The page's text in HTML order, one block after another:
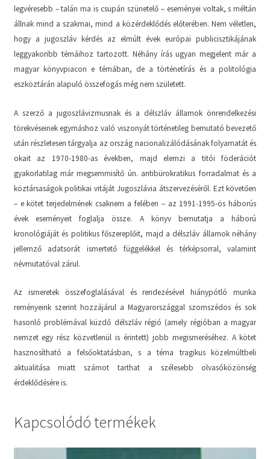
legvéresebb – talán ma is csupán szünetelő – eseményei voltak, s méltán
állnak mind a szakmai, mind a közérdeklődés előterében. Nem véletlen,
hogy a jugoszláv kérdés az elmúlt évek európai publicisztikájának
leggyakoribb témáihoz tartozott. Néhány írás ugyan megjelent már a
magyar könyvpiacon e témában, de a történetírás és a politológia
eszköztárán alapuló összefogás még nem született.
A szerző a jugoszlávizmusnak és a délszláv államok önrendelkezési
törekvéseinek egymáshoz való viszonyát történetileg bemutató bevezető
után részletesen tárgyalja az ország nacionalizálódásának folyamatát és
okait az 1970-1980-as években, majd elemzi a titói föderációt
gyakorlatilag már megsemmisítő ún. antibürokratikus forradalmat és a
köztársaságok politikai vitáját Jugoszlávia átszervezéséről. Ezt követően
– e kötet terjedelmének csaknem a felében – az 1991-1995-ös háborús
évek eseményeit foglalja össze. A könyv bemutatja a háború
kronológiáját és politikus főszereplőit, majd a délszláv államok néhány
jellemző adatsorát ismertető függelékkel és térképsorral, valamint
névmutatóval zárul.
Az ismeretek összefoglalásával és rendezésével hiánypótló munka
reményeink szerint hozzájárul a Magyarországgal szomszédos és sok
hasonló problémával küzdő délszláv régió (amely régióban a magyar
nemzet egy rész közvetlenül is érintett) jobb megismeréséhez. A kötet
hasznosítható a felsőoktatásban, s a téma tragikus közelmúltbeli
aktualitása miatt számot tarthat a szélesebb olvasóközönség
érdeklődésére is.
Kapcsolódó termékek